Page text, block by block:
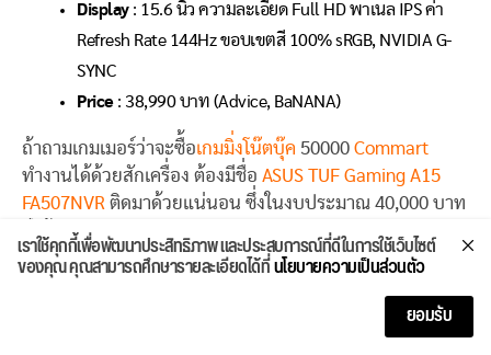
Display : 15.6 นิ้ว ความละเอียด Full HD พาเนล IPS ค่า
Refresh Rate 144Hz ขอบเขตสี 100% sRGB, NVIDIA G-
SYNC
Price : 38,990 บาท (Advice, BaNANA)
ถ้าถามเกมเมอร์ว่าจะซื้อเกมมิ่งโน๊ตบุ๊ค 50000 Commart
ทำงานได้ด้วยสักเครื่อง ต้องมีชื่อ ASUS TUF Gaming A15
FA507NVR ติดมาด้วยแน่นอน ซึ่งในงบประมาณ 40,000 บาท
ก็ได้ AMD Ryzen 7000 Series กับจีพียู NVIDIA GeForce
RTX 4060 ไว้ใช้เล่นเกมแล้วหรือจะทำงานก็ได้หน้าจอ
เตอร์ GaN 100 วัตต์ได้ บนคีย์บอร์ดก็ให้ Hotkeys มา 4 ปุ่ม ไว้
ใช้กดเรียกโปรแกรมหรือปุ่มลัดในเกมได้ด้วย นอกจากเล่นเกม
เราใช้คุกกี้เพื่อพัฒนาประสิทธิภาพ และประสบการณ์ที่ดีในการใช้เว็บไซต์
ของคุณ คุณสามารถศึกษารายละเอียดได้ที่นโยบายความเป็นส่วนตัว
ยอมรับ